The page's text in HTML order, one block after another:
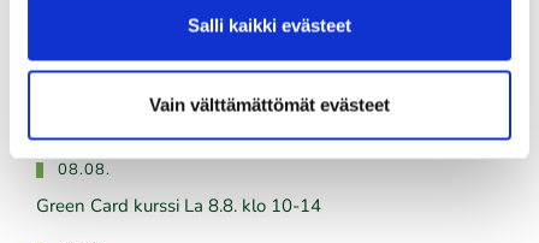
Salli kaikki evästeet
Vain välttämättömät evästeet
Tulevat tapahtumat
08.08.
Green Card kurssi La 8.8. klo 10-14